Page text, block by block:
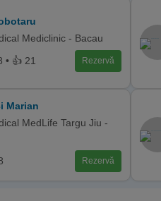
Mediclinic - Bacau
• 👍 21 Rezervă
Marian
MedLife Targu Jiu -
Rezervă